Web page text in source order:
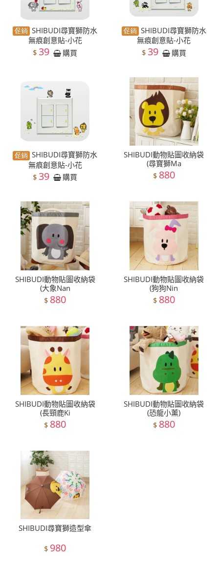
SHIBUDI尋寶獅防水
無痕創意貼-小花
$ 39 購買
SHIBUDI尋寶獅防水
無痕創意貼-小花
$ 39 購買
SHIBUDI尋寶獅防水
無痕創意貼-小花
$ 39 購買
SHIBUDI動物貼圖收納袋
(尋寶獅Ma
$ 880
SHIBUDI動物貼圖收納袋
(大象Nan
$ 880
SHIBUDI動物貼圖收納袋
(狗狗Nin
$ 880
SHIBUDI動物貼圖收納袋
(長頸鹿Ki
$ 880
SHIBUDI動物貼圖收納袋
(恐龍小薰)
$ 880
SHIBUDI尋寶獅造型傘
$ 980